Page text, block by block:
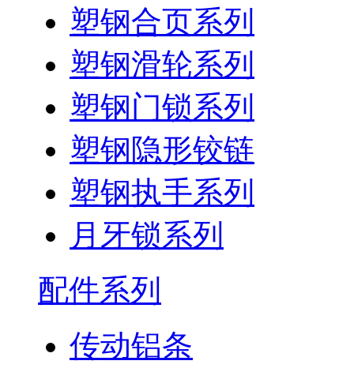
塑钢合页系列
塑钢滑轮系列
塑钢门锁系列
塑钢隐形铰链
塑钢执手系列
月牙锁系列
配件系列
传动铝条